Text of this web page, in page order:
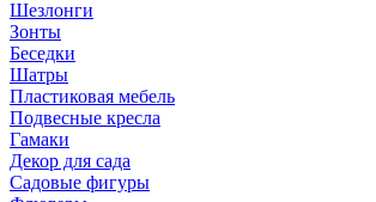
Шезлонги
Зонты
Беседки
Шатры
Пластиковая мебель
Подвесные кресла
Гамаки
Декор для сада
Садовые фигуры